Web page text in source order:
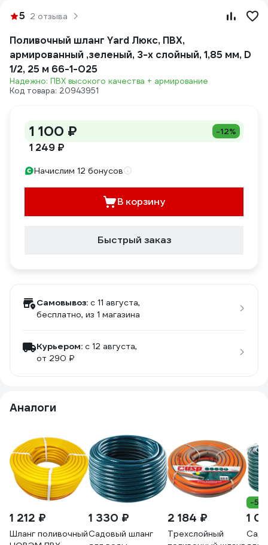
5 2 отзыва
Поливочный шланг Yard Люкс, ПВХ,
армированный ,зеленый, 3-х слойный, 1,85 мм, D
1/2, 25 м 66-1-025
Надежно: ПВХ высокого качества + армирование
Код товара: 20943951
1 100 ₽ -12%
1 249 ₽
Начислим 12 бонусов
В корзину
Быстрый заказ
Самовывоз: c 11 августа,
бесплатно, из 1 магазина
Курьером: c 12 августа,
от 290 ₽
Аналоги
1 212 ₽
Шланг поливочный
1 330 ₽
Садовый шланг
2 184 ₽
Трехслойный
-5%
1